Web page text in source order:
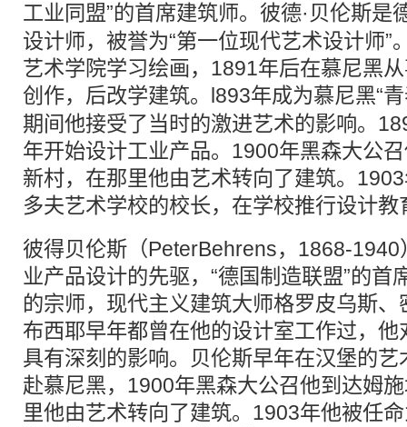
工业同盟”的首席建筑师。彼德·贝伦斯是
设计师，被誉为“第一位现代艺术设计师”
艺术学院学习绘画，1891年后在慕尼黑
创作，后改学建筑。l893年成为慕尼黑“
期间他接受了当时的激进艺术的影响。
年开始设计工业产品。1900年黑森大公
新村，在那里他由艺术转向了建筑。
多夫艺术学校的校长，在学校推行设计教
彼得贝伦斯（PeterBehrens，1868-
业产品设计的先驱，“德国制造联盟”的首
的宗师，现代主义建筑大师格罗皮乌斯、
布西耶早年都曾在他的设计室工作过，
具有深刻的影响。贝伦斯早年在汉堡的
赴慕尼黑，1900年黑森大公召他到达姆
里他由艺术转向了建筑。1903年他被任